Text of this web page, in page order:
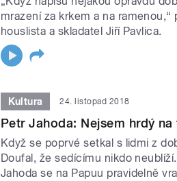
mrazení za krkem a na
houslista a skladatel Jiří Pavlica.
Kultura 24. listopad 2018
Petr Jahoda: Nejsem hrdý
Když se poprvé setkal s lidmi z
Doufal, že sedícímu nikdo
Jahoda se na Papuu pravidelně